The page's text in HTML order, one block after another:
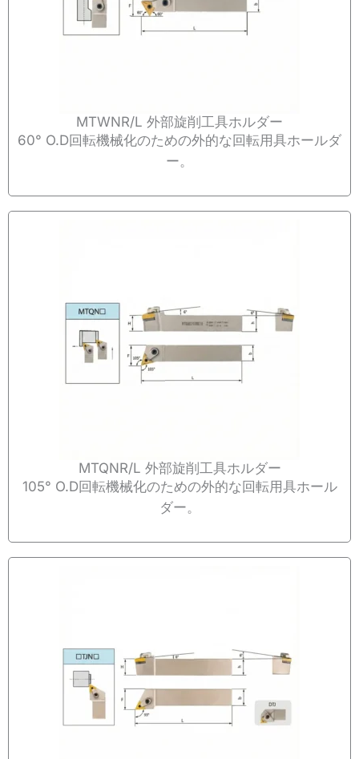
MTWNR/L 外部旋削工具ホルダー
60° O.D回転機械化のための外的な回転用具ホールダ
ー。
MTQNR/L 外部旋削工具ホルダー
105° O.D回転機械化のための外的な回転用具ホール
ダー。